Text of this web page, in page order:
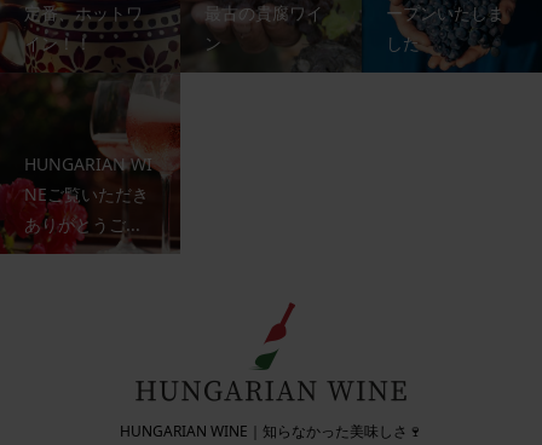
定番、ホットワ
イン！！
最古の貴腐ワイ
ン
ープンいたしま
した
HUNGARIAN WI
NEご覧いただき
ありがとうご...
HUNGARIAN WINE｜知らなかった美味しさ🍷